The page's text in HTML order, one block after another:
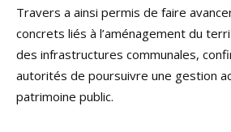
Travers a ainsi permis de faire
concrets liés à l’aménagement du
des infrastructures communales,
autorités de poursuivre une gestion
patrimoine public.